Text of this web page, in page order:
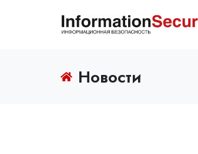
Новости